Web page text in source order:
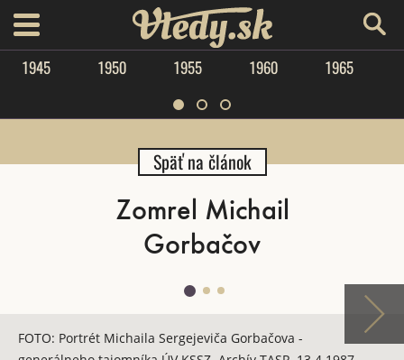
menu Vtedy.sk
1945 1950 1955 1960 1965
Späť na článok
Zomrel Michail
Gorbačov
FOTO: Portrét Michaila Sergejeviča Gorbačova -